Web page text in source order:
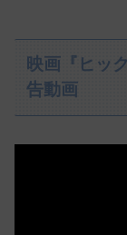
映画『ヒッ
告動画